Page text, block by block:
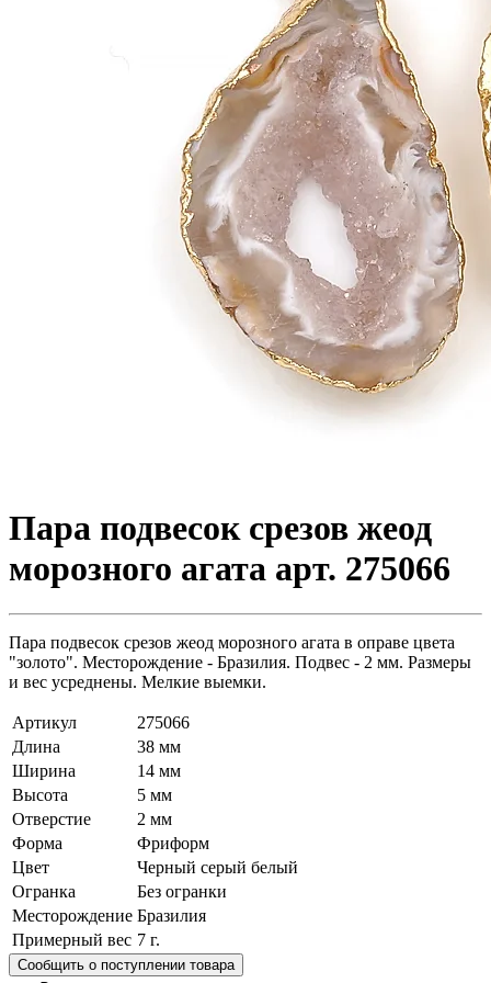
Пара подвесок срезов жеод
морозного агата арт. 275066
Пара подвесок срезов жеод морозного агата в оправе цвета
"золото". Месторождение - Бразилия. Подвес - 2 мм. Размеры
и вес усреднены. Мелкие выемки.
Артикул
275066
Длина
38 мм
Ширина
14 мм
Высота
5 мм
Отверстие
2 мм
Форма
Фриформ
Цвет
Черный серый белый
Огранка
Без огранки
Месторождение Бразилия
Примерный вес 7 г.
Сообщить о поступлении товара